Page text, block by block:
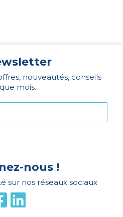
nouveautés, conseils
mois.
nous !
sur nos réseaux sociaux